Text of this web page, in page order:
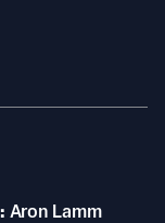
Aron Lamm